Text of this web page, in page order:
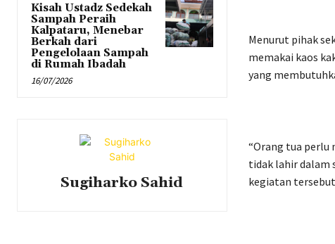
Kisah Ustadz Sedekah
Sampah Peraih
Kalpataru, Menebar
Berkah dari
Pengelolaan Sampah
di Rumah Ibadah
16/07/2026
Sugiharko Sahid
Menurut pihak
memakai kaos
yang
“Orang tua perlu
tidak lahir dalam
kegiatan